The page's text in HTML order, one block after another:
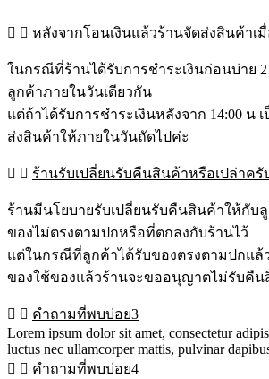
หลังจากโอนเงินแล้วร้านจัดส่งสินค้าเ
ในกรณีที่ร้านได้รับการชำระเงินก่อนบ่าย
ลูกค้าภายในวันเดียวกัน
แต่ถ้าได้รับการชำระเงินหลังจาก 14:00 น
ส่งสินค้าให้ภายในวันถัดไปค่ะ
ร้านรับเปลี่ยนรับคืนสินค้าหรือเปล่าครั
ร้านมีนโยบายรับเปลี่ยนรับคืนสินค้าให้กับ
ของไม่ตรงตามปกหรือที่ตกลงกับร้านไว้
แต่ในกรณีที่ลูกค้าได้รับของตรงตามปกแล้
ของใช้ของแล้วร้านจะขออนุญาตไม่รับคืน
คำถามที่พบบ่อย3
Lorem ipsum dolor sit amet, consectetur
luctus nec ullamcorper mattis, pulvinar
คำถามที่พบบ่อย4